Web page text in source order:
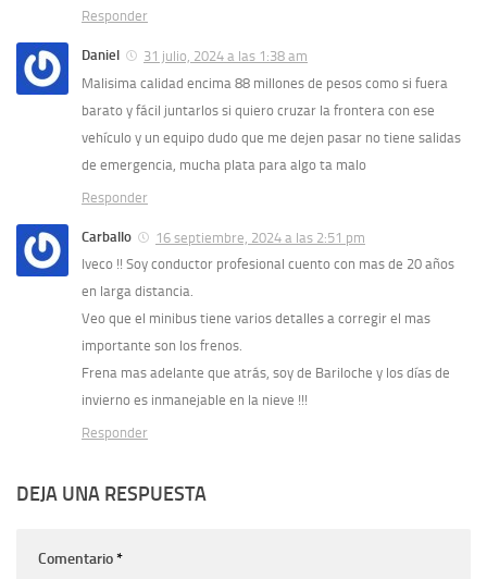
Responder
Daniel
31 julio, 2024 a las 1:38 am
Malisima calidad encima 88 millones de pesos como si fuera
barato y fácil juntarlos si quiero cruzar la frontera con ese
vehículo y un equipo dudo que me dejen pasar no tiene salidas
de emergencia, mucha plata para algo ta malo
Responder
Carballo
16 septiembre, 2024 a las 2:51 pm
Iveco !! Soy conductor profesional cuento con mas de 20 años
en larga distancia.
Veo que el minibus tiene varios detalles a corregir el mas
importante son los frenos.
Frena mas adelante que atrás, soy de Bariloche y los días de
invierno es inmanejable en la nieve !!!
Responder
DEJA UNA RESPUESTA
Comentario*